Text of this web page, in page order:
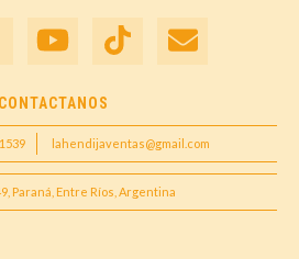
CONTACTANOS
lahendijaventas@gmail.com
Paraná, Entre Ríos, Argentina